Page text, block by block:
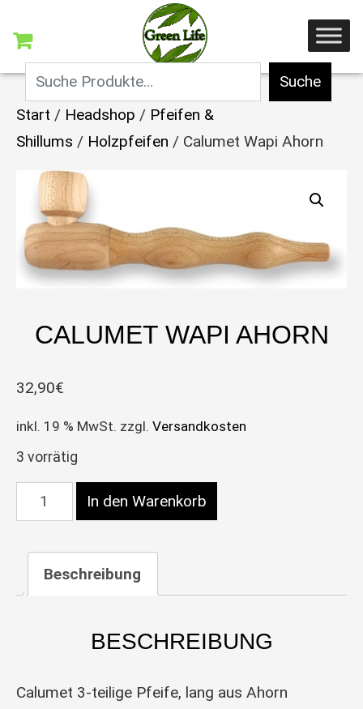
Suche
Start / Headshop / Pfeifen &
Shillums / Holzpfeifen / Calumet Wapi Ahorn
CALUMET WAPI AHORN
32,90€
inkl. 19 % MwSt. zzgl. Versandkosten
3 vorrätig
Calumet Wapi Ahorn Menge
In den Warenkorb
Beschreibung
BESCHREIBUNG
Calumet 3-teilige Pfeife, lang aus Ahorn